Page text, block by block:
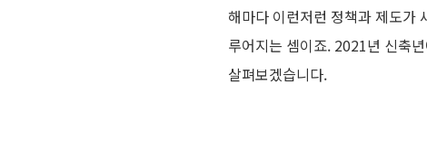
해마다 이런저런 정책과 제도가
루어지는 셈이죠. 2021년 신축
살펴보겠습니다.